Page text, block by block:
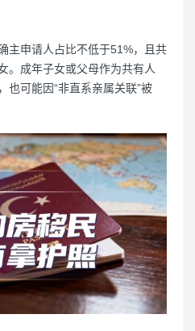
主申请人占比不低于51%，且共
。成年子女或父母作为共有人
也可能因“非直系亲属关联”被